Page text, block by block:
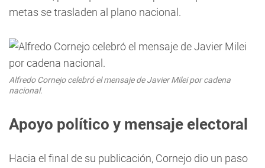
metas se trasladen al plano nacional.
Alfredo Cornejo celebró el mensaje de Javier Milei por cadena
nacional.
Apoyo político y mensaje electoral
Hacia el final de su publicación, Cornejo dio un paso